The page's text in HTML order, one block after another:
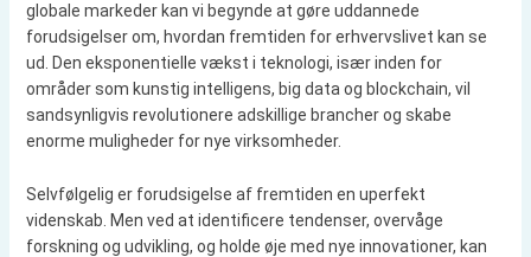
globale markeder kan vi begynde at gøre uddannede
forudsigelser om, hvordan fremtiden for erhvervslivet kan se
ud. Den eksponentielle vækst i teknologi, især inden for
områder som kunstig intelligens, big data og blockchain, vil
sandsynligvis revolutionere adskillige brancher og skabe
enorme muligheder for nye virksomheder.
Selvfølgelig er forudsigelse af fremtiden en uperfekt
videnskab. Men ved at identificere tendenser, overvåge
forskning og udvikling, og holde øje med nye innovationer, kan